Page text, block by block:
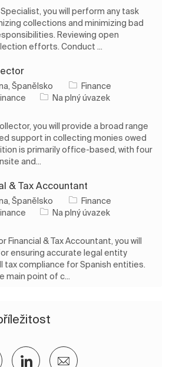
you will perform any task
collections and minimizing bad
Reviewing open
efforts. Conduct ...
Španělsko
Finance
Typ úlohy
Na plný úvazek
you will provide a broad range
support in collecting monies owed
is primarily office-based, with four
and...
& Tax Accountant
Španělsko
Finance
Typ úlohy
Na plný úvazek
Financial & Tax Accountant, you will
ensuring accurate legal entity
tax compliance for Spanish entities.
main point of c...
Facebook
Sdílet přes twitter
Sdílet přes LinkedIn
Sdílet e-mailem